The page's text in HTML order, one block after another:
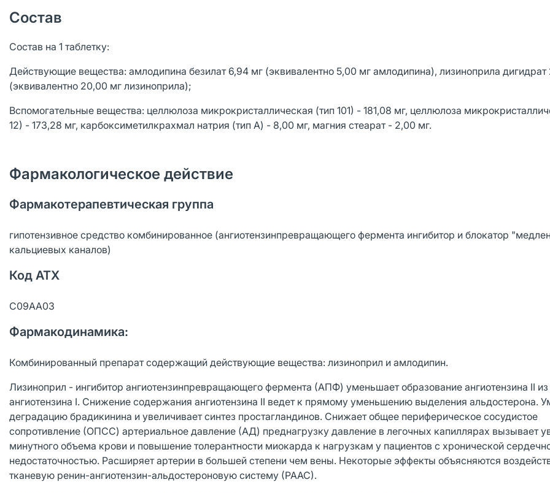
Состав
Состав на 1 таблетку:
Действующие вещества: амлодипина безилат 6,94 мг (эквивалентно 5,00 мг амлодипина), лизиноприла дигидрат
(эквивалентно 20,00 мг лизиноприла);
Вспомогательные вещества: целлюлоза микрокристаллическая (тип 101) - 181,08 мг, целлюлоза
12) - 173,28 мг, карбоксиметилкрахмал натрия (тип А) - 8,00 мг, магния стеарат - 2,00 мг.
Фармакологическое действие
Фармакотерапевтическая группа
гипотензивное средство комбинированное (ангиотензинпревращающего фермента ингибитор и блокатор
кальциевых каналов)
Код АТХ
C09AA03
Фармакодинамика:
Комбинированный препарат содержащий действующие вещества: лизиноприл и амлодипин.
Лизиноприл - ингибитор ангиотензинпревращающего фермента (АПФ) уменьшает образование ангиотензина II из
ангиотензина I. Снижение содержания ангиотензина II ведет к прямому уменьшению выделения альдостерона.
деградацию брадикинина и увеличивает синтез простагландинов. Снижает общее периферическое сосудистое
сопротивление (ОПСС) артериальное давление (АД) преднагрузку давление в легочных капиллярах вызывает
минутного объема крови и повышение толерантности миокарда к нагрузкам у пациентов с хронической
недостаточностью. Расширяет артерии в большей степени чем вены. Некоторые эффекты объясняются
тканевую ренин-ангиотензин-альдостероновую систему (РААС).